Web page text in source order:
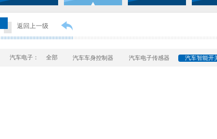
返回上一级
汽车电子： 全部 汽车车身控制器 汽车电子传感器 汽车智能开